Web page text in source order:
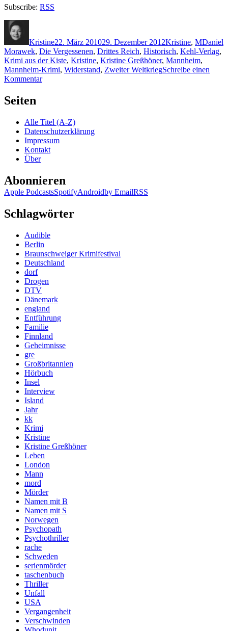
Subscribe: RSS
Kristine22. März 201029. Dezember 2012Kristine, MDaniel
Morawek, Die Vergessenen, Drittes Reich, Historisch, Kehl-Verlag,
Krimi aus der Kiste, Kristine, Kristine Greßhöner, Mannheim,
Mannheim-Krimi, Widerstand, Zweiter WeltkriegSchreibe einen
Kommentarzu
–
Die
Vergessenen
Seiten
Alle Titel (A-Z)
Datenschutzerklärung
Impressum
Kontakt
Über
Abonnieren
Apple PodcastsSpotifyAndroidby EmailRSS
Schlagwörter
Audible
Berlin
Braunschweiger Krimifestival
Deutschland
dorf
Drogen
DTV
Dänemark
england
Entführung
Familie
Finnland
Geheimnisse
gre
Großbritannien
Hörbuch
Insel
Interview
Island
Jahr
kk
Krimi
Kristine
Kristine Greßhöner
Leben
London
Mann
mord
Mörder
Namen mit B
Namen mit S
Norwegen
Psychopath
Psychothriller
rache
Schweden
serienmörder
taschenbuch
Thriller
Unfall
USA
Vergangenheit
Verschwinden